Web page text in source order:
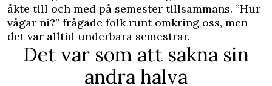
åkte till och med på semester tillsammans. ”Hur
vågar ni?” frågade folk runt omkring oss, men
det var alltid underbara semestrar.
Det var som att sakna sin
andra halva